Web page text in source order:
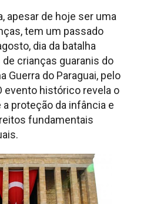
apesar de hoje ser uma
tem um passado
dia da batalha
crianças guaranis do
Guerra do Paraguai, pelo
evento histórico revela o
proteção da infância e
fundamentais